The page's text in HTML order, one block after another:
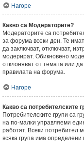
Нагоре
Какво са Модераторите?
Модераторите са
за форума всеки ден. Те
да заключват, отключват,
модерират. Обикновено
отклоняват от темата или
правилата на форума.
Нагоре
Какво са потребителските
Потребителските групи са
на по-малки управляеми
работят. Всеки потребител
всяка група има